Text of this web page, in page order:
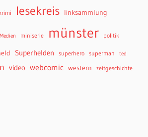
lesekreis linksammlung
Medien miniserie münster politik
Superhelden superhero superman ted
video webcomic western zeitgeschichte